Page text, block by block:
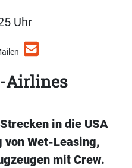
Uhr
Airlines
in die USA
von Wet-Leasing,
mit Crew.